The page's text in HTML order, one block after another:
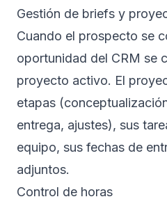
Gestión de briefs y
Cuando el prospecto se
oportunidad del CRM se
proyecto activo. El
etapas
entrega, ajustes), sus
equipo, sus fechas de
adjuntos.
Control de horas